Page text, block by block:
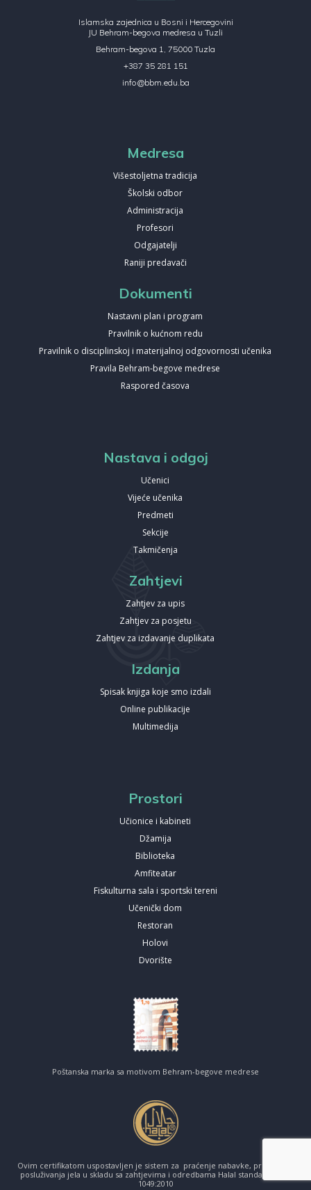
Islamska zajednica u Bosni i Hercegovini
JU Behram-begova medresa u Tuzli
Behram-begova 1, 75000 Tuzla
+387 35 281 151
info@bbm.edu.ba
Medresa
Višestoljetna tradicija
Školski odbor
Administracija
Profesori
Odgajatelji
Raniji predavači
Dokumenti
Nastavni plan i program
Pravilnik o kućnom redu
Pravilnik o disciplinskoj i materijalnoj odgovornosti učenika
Pravila Behram-begove medrese
Raspored časova
Nastava i odgoj
Učenici
Vijeće učenika
Predmeti
Sekcije
Takmičenja
Zahtjevi
Zahtjev za upis
Zahtjev za posjetu
Zahtjev za izdavanje duplikata
Izdanja
Spisak knjiga koje smo izdali
Online publikacije
Multimedija
Prostori
Učionice i kabineti
Džamija
Biblioteka
Amfiteatar
Fiskulturna sala i sportski tereni
Učenički dom
Restoran
Holovi
Dvorište
Poštanska marka sa motivom Behram-begove medrese
Ovim certifikatom uspostavljen je sistem za praćenje nabavke, pripreme i
posluživanja jela u skladu sa zahtjevima i odredbama Halal standarda BAS
1049:2010